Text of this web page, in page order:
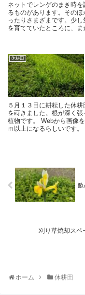
ネットでレンゲのまき時
るものがあります。その
ったりさまざまです。少
を育てていたところに、ま
休耕田
５月１３日に耕耘した休
を蒔きました。根が深く
植物です。 Webから画像
ｍ以上になるらしいです
刈り草焼却スペ
ホーム 休耕田